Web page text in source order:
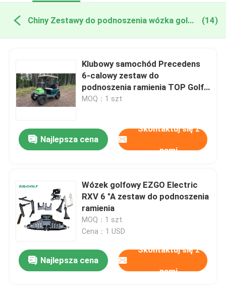
Chiny Zestawy do podnoszenia wózka golfowego Club (14)
Klubowy samochód Precedens
6-calowy zestaw do
podnoszenia ramienia TOP Golf
Materiał stalowy OEM 100%
MOQ：1 szt
Najlepsza cena
Skontaktuj się z
nami
Wózek golfowy EZGO Electric
RXV 6 "A zestaw do podnoszenia
ramienia
MOQ：1 szt.
Cena：1 USD
Najlepsza cena
Skontaktuj się z
nami